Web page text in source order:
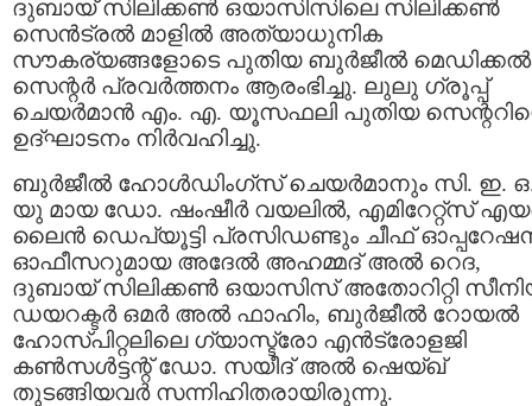
ദുബായ് സിലിക്കൺ ഒയാസിസിലെ സിലിക്കൺ
സെൻട്രൽ മാളിൽ അത്യാധുനിക
സൗകര്യങ്ങളോടെ പുതിയ ബുർജീൽ മെഡിക്കൽ
സെന്റർ പ്രവർത്തനം ആരംഭിച്ചു. ലുലു ഗ്രൂപ്പ്
ചെയർമാൻ എം. എ. യൂസഫലി പുതിയ
ഉദ്ഘാടനം നിർവഹിച്ചു.
ബുർജീൽ ഹോൾഡിംഗ്‌സ് ചെയർമാനും സി. ഇ.
യു മായ ഡോ. ഷംഷീർ വയലിൽ, എമിറേറ്റ്‌സ്
ലൈൻ ഡെപ്യൂട്ടി പ്രസിഡണ്ടും ചീഫ്
ഓഫീസറുമായ അദേൽ അഹമ്മദ് അൽ റെദ,
ദുബായ് സിലിക്കൺ ഒയാസിസ് അതോറിറ്റി
ഡയറക്ടർ ഒമർ അൽ ഫാഹിം, ബുർജീൽ റോയൽ
ഹോസ്പിറ്റലിലെ ഗ്യാസ്ട്രോ എൻട്രോളജി
കൺസൾട്ടന്റ് ഡോ. സയീദ് അൽ ഷെയ്ഖ്
തുടങ്ങിയവർ സന്നിഹിതരായിരുന്നു.